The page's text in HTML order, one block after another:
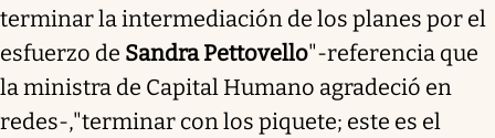
terminar la intermediación de los planes por el
esfuerzo de Sandra Pettovello"-referencia que
la ministra de Capital Humano agradeció en
redes-,"terminar con los piquete; este es el